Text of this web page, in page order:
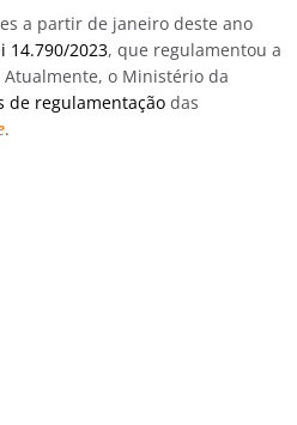
a partir de janeiro deste ano
14.790/2023, que regulamentou a
o Ministério da
de regulamentação das
.